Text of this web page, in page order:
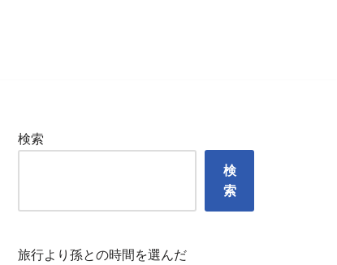
検索
検
索
旅行より孫との時間を選んだ